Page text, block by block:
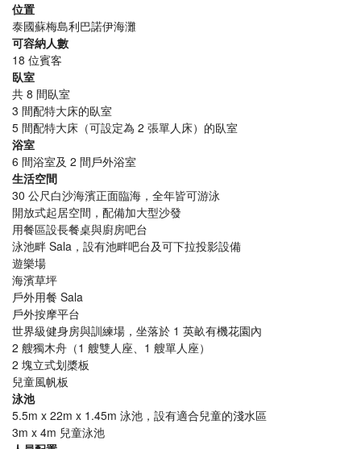
位置
泰國蘇梅島利巴諾伊海灘
可容納人數
18 位賓客
臥室
共 8 間臥室
3 間配特大床的臥室
5 間配特大床（可設定為 2 張單人床）的臥室
浴室
6 間浴室及 2 間戶外浴室
生活空間
30 公尺白沙海濱正面臨海，全年皆可游泳
開放式起居空間，配備加大型沙發
用餐區設長餐桌與廚房吧台
泳池畔 Sala，設有池畔吧台及可下拉投影設備
遊樂場
海濱草坪
戶外用餐 Sala
戶外按摩平台
世界級健身房與訓練場，坐落於 1 英畝有機花園內
2 艘獨木舟（1 艘雙人座、1 艘單人座）
2 塊立式划槳板
兒童風帆板
泳池
5.5m x 22m x 1.45m 泳池，設有適合兒童的淺水區
3m x 4m 兒童泳池